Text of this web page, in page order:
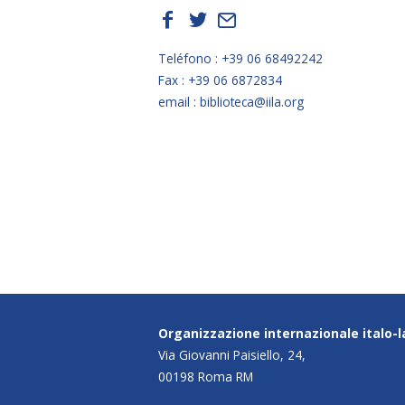
f
t E
Teléfono : +39 06 68492242
Fax : +39 06 6872834
email : biblioteca@iila.org
Organizzazione internazionale italo-
Via Giovanni Paisiello, 24,
00198 Roma RM